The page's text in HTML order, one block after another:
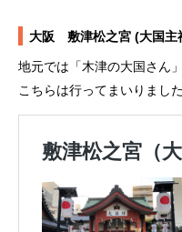
大阪 敷津松之宮 (大国主
地元では「木津の大国さん
こちらは行ってまいりました